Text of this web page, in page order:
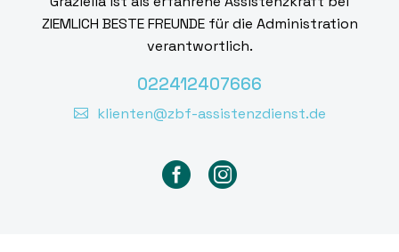
ZIEMLICH BESTE FREUNDE für die Administration
verantwortlich.
022412407666
klienten@zbf-assistenzdienst.de